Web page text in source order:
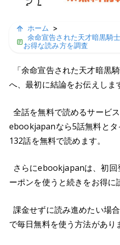
ホーム
>
余命宣告された天才暗黒騎
お得な読み方を調査
「余命宣告された天才暗黒
へ、最初に結論をお伝えしま
全話を無料で読めるサービス
ebookjapanなら5話無料と
132話を無料で読めます。
さらにebookjapanは、初回
ーポンを使うと続きをお得に
課金せずに読み進めたい場
で毎日無料を使う方法があり